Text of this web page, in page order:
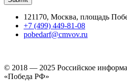
121170, Москва, площадь
+7 (499) 449-81-08
pobedarf@cmvov.ru
© 2018 — 2025 Российское
«Победа РФ»